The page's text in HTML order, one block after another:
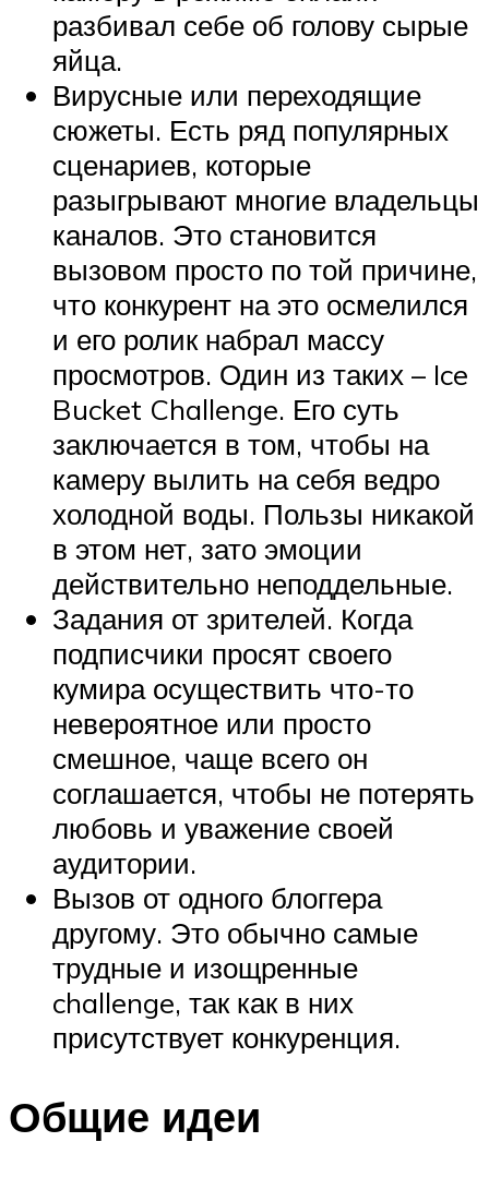
разбивал себе об голову сырые
яйца.
Вирусные или переходящие
сюжеты. Есть ряд популярных
сценариев, которые
разыгрывают многие владельцы
каналов. Это становится
вызовом просто по той причине,
что конкурент на это осмелился
и его ролик набрал массу
просмотров. Один из таких – Ice
Bucket Challenge. Его суть
заключается в том, чтобы на
камеру вылить на себя ведро
холодной воды. Пользы никакой
в этом нет, зато эмоции
действительно неподдельные.
Задания от зрителей. Когда
подписчики просят своего
кумира осуществить что-то
невероятное или просто
смешное, чаще всего он
соглашается, чтобы не потерять
любовь и уважение своей
аудитории.
Вызов от одного блоггера
другому. Это обычно самые
трудные и изощренные
challenge, так как в них
присутствует конкуренция.
Общие идеи